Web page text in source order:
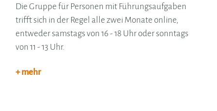
Die Gruppe für Personen mit Führungsaufgaben
trifft sich in der Regel alle zwei Monate online,
entweder samstags von 16 - 18 Uhr oder sonntags
von 11 - 13 Uhr.
+ mehr